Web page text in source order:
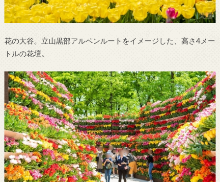
花の大谷。立山黒部アルペンルートをイメージした、高さ4メー
トルの花壇。